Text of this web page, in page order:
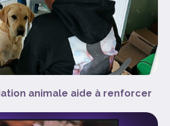
animale aide à renforcer